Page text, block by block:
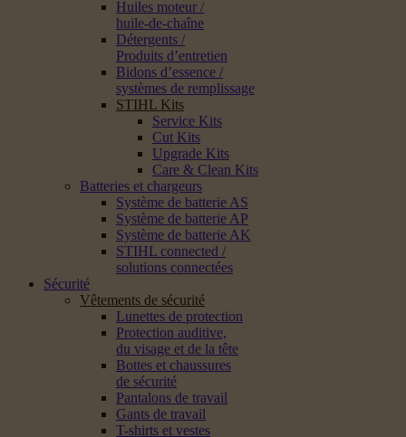
Huiles moteur /
huile-de-chaîne
Détergents /
Produits d’entretien
Bidons d’essence /
systèmes de remplissage
STIHL Kits
Service Kits
Cut Kits
Upgrade Kits
Care & Clean Kits
Batteries et chargeurs
Système de batterie AS
Système de batterie AP
Système de batterie AK
STIHL connected /
solutions connectées
Sécurité
Vêtements de sécurité
Lunettes de protection
Protection auditive,
du visage et de la tête
Bottes et chaussures
de sécurité
Pantalons de travail
Gants de travail
T-shirts et vestes